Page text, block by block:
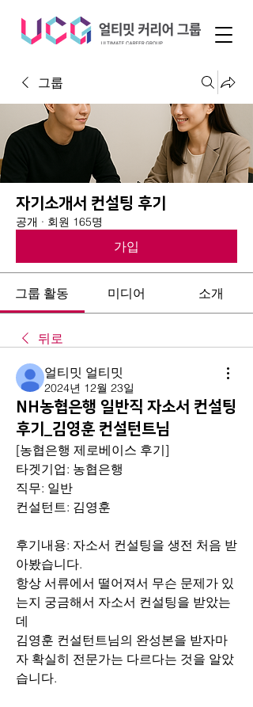
그룹
자기소개서 컨설팅 후기
공개 · 회원 165명
가입
그룹 활동 미디어 소개
뒤로
얼티밋 얼티밋
2024년 12월 23일
NH농협은행 일반직 자소서 컨설팅
후기_김영훈 컨설턴트님
[농협은행 제로베이스 후기]
타겟기업: 농협은행
직무: 일반
컨설턴트: 김영훈
후기내용: 자소서 컨설팅을 생전 처음 받
아봤습니다.
항상 서류에서 떨어져서 무슨 문제가 있
는지 궁금해서 자소서 컨설팅을 받았는
데
김영훈 컨설턴트님의 완성본을 받자마
자 확실히 전문가는 다르다는 것을 알았
습니다.